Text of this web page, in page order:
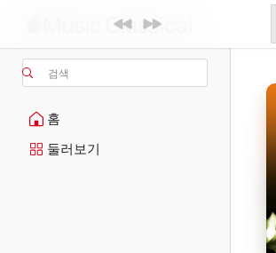
검색
홈
둘러보기